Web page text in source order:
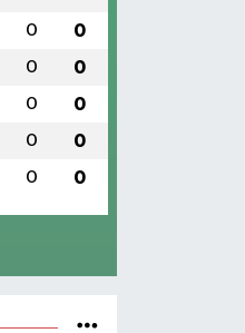
0 0
0 0
0 0
0 0
0 0